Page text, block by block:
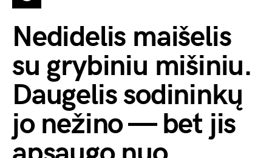
Nedidelis maišelis
su grybiniu mišiniu.
Daugelis sodininkų
jo nežino — bet jis